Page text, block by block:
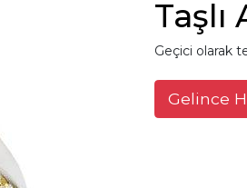
Taşlı
Geçici olarak
Gelince